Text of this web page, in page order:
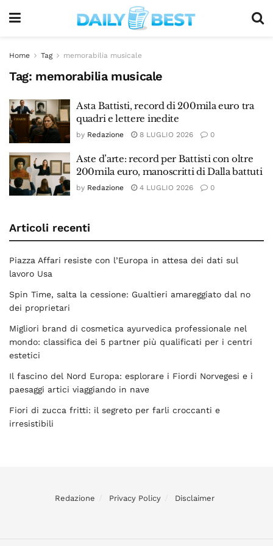
Home Tag memorabilia musicale
Tag: memorabilia musicale
Asta Battisti, record di 200mila euro tra
quadri e lettere inedite
by Redazione 8 LUGLIO 2026 0
Aste d’arte: record per Battisti con oltre
200mila euro, manoscritti di Dalla battuti
by Redazione 4 LUGLIO 2026 0
Articoli recenti
Piazza Affari resiste con l’Europa in attesa dei dati sul
lavoro Usa
Spin Time, salta la cessione: Gualtieri amareggiato dal no
dei proprietari
Migliori brand di cosmetica ayurvedica professionale nel
mondo: classifica dei 5 partner più qualificati per i centri
estetici
Il fascino del Nord Europa: esplorare i Fiordi Norvegesi e i
paesaggi artici viaggiando in nave
Fiori di zucca fritti: il segreto per farli croccanti e
irresistibili
Redazione Privacy Policy Disclaimer